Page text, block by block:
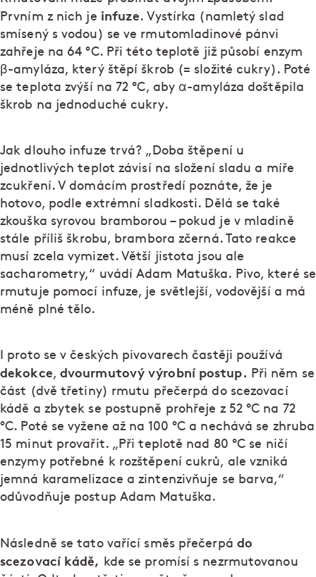
Prvním z nich je infuze. Vystírka (namletý slad
smísený s vodou) se ve rmutomladinové pánvi
zahřeje na 64 °C. Při této teplotě již působí enzym
β-amyláza, který štěpí škrob (= složité cukry). Poté
se teplota zvýší na 72 °C, aby α-amyláza doštěpila
škrob na jednoduché cukry.
Jak dlouho infuze trvá? „Doba štěpení u
jednotlivých teplot závisí na složení sladu a míře
zcukření. V domácím prostředí poznáte, že je
hotovo, podle extrémní sladkosti. Dělá se také
zkouška syrovou bramborou – pokud je v mladině
stále příliš škrobu, brambora zčerná. Tato reakce
musí zcela vymizet. Větší jistota jsou ale
sacharometry,“ uvádí Adam Matuška. Pivo, které se
rmutuje pomocí infuze, je světlejší, vodovější a má
méně plné tělo.
I proto se v českých pivovarech častěji používá
dekokce, dvourmutový výrobní postup. Při něm se
část (dvě třetiny) rmutu přečerpá do scezovací
kádě a zbytek se postupně prohřeje z 52 °C na 72
°C. Poté se vyžene až na 100 °C a nechává se zhruba
15 minut provařit. „Při teplotě nad 80 °C se ničí
enzymy potřebné k rozštěpení cukrů, ale vzniká
jemná karamelizace a zintenzivňuje se barva,“
odůvodňuje postup Adam Matuška.
Následně se tato vařící směs přečerpá do
scezovací kádě,
kde se promísí s nezrmutovanou